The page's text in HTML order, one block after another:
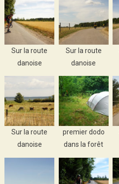
Sur la route
danoise
Sur la route
danoise
Sur la route
danoise
premier dodo
dans la forêt